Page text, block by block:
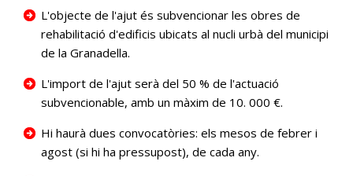
Promoció econòmica
Portal transparència
L'objecte de l'ajut és subvencionar les obres de
rehabilitació d'edificis ubicats al nucli urbà del municipi
de la Granadella.
L'import de l'ajut serà del 50 % de l'actuació
subvencionable, amb un màxim de 10. 000 €.
Hi haurà dues convocatòries: els mesos de febrer i
agost (si hi ha pressupost), de cada any.